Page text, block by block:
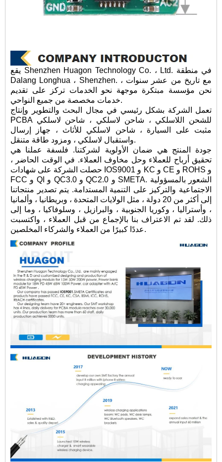
يقع Shenzhen Huagon Technology Co. ، Ltd. في منطقة
Dalang Longhua ، Shenzhen. مع تاريخ من عشر سنوات ،
نحن مؤسسة مبتكرة موجهة نحو الخدمات تركز على تقديم
خدمات مخصصة من جميع النواحي.
تعمل الشركة بشكل رئيسي في مجال البحث والتطوير وإنتاج
PCBA للشحن اللاسلكي ، شاحن لاسلكي ، شاحن لاسلكي
مثبت على السيارة ، شاحن لاسلكي للأثاث ، جهاز إرسال
واستقبال لاسلكي ، ومزود طاقة متنقل.
جودة المنتج هي ضمان الأولوية لشركتنا. فلسفة عملنا هي
تحقيق أرباح للعملاء وحل مخاوف العملاء. في الوقت الحاضر ،
حصلت الشركة على شهادات IOS9001 و KC و CE و ROHS و
FCC و QI و QC3.0 و QC2.0 و SMETA. الشعور بالمسؤولية
الاجتماعية والتركيز على التنمية المستدامة. يتم تصدير منتجاتنا
إلى أكثر من 20 دولة ، مثل الولايات المتحدة ، وبريطانيا ، وألمانيا
، وأستراليا ، وكوريا الجنوبية ، والبرازيل ، وسلوفاكيا ، وما إلى
ذلك. لقد تم الاعتراف بنا بالإجماع من قبل العملاء ، واكتسبت
عددًا كبيرًا من العملاء والشركاء المخلصين.